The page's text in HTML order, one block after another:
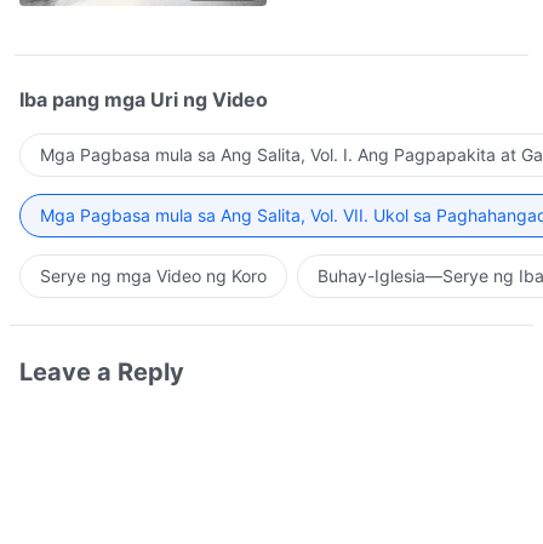
Iba pang mga Uri ng Video
Mga Pagbasa mula sa Ang Salita, Vol. I. Ang Pagpapakita at
Mga Pagbasa mula sa Ang Salita, Vol. VII. Ukol sa
Serye ng mga Video ng Koro Buhay-Iglesia—Serye ng
Leave a Reply